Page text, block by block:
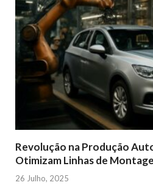
Revolução na Produção
Otimizam Linhas de
26 Julho, 2025